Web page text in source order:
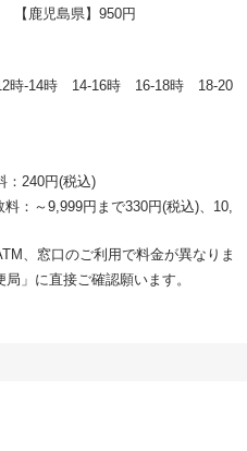
【鹿児島県】950円
時-14時 14-16時 16-18時 18-20
：240円(税込)
：～9,999円まで330円(税込)、10,
、窓口のご利用で料金が異なりま
」に直接ご確認願います。